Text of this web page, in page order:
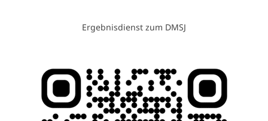
Ergebnisdienst zum DMSJ